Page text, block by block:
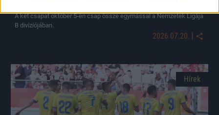
A két csapat október 5-én csap össze egymással a Nemzetek Ligája
B divíziójában.
2026.07.20. |
Hírek